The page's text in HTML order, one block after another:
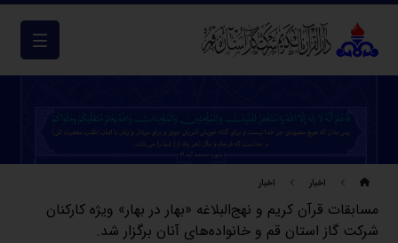
اخبار اخبار
مسابقات قرآن کریم و نهج‌البلاغه «بهار در بهار» ویژه کارکنان
شرکت گاز استان قم و خانواده‌های آنان برگزار شد.